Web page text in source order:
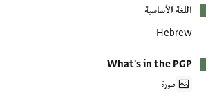
اللغة الأساسية
Hebrew
What's in the PGP
صورة